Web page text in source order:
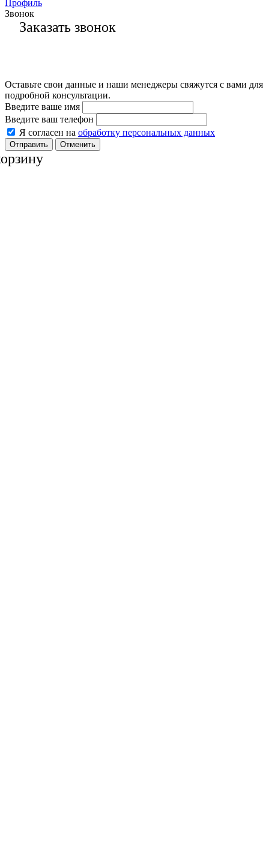
Профиль
Звонок
Заказать звонок
Оставьте свои данные и наши менеджеры свяжутся с вами для
подробной консультации.
Введите ваше имя
Введите ваш телефон
Я согласен на обработку персональных данных
Отменить